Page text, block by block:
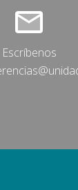
Escríbenos